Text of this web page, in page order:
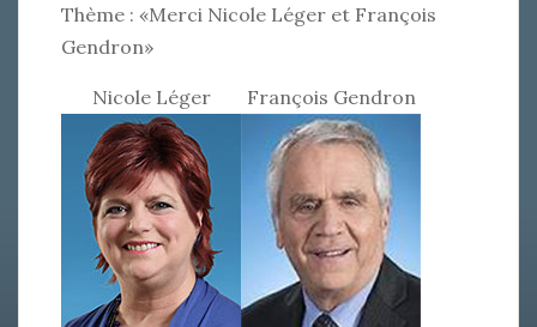
Thème : «Merci Nicole Léger et François
Gendron»
Nicole Léger François Gendron